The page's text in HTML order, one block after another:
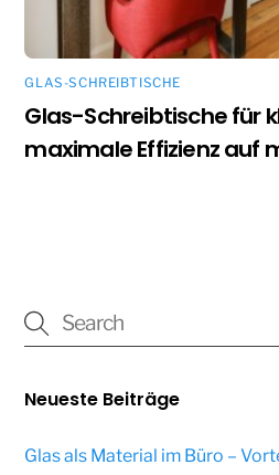
GLAS-SCHREIBTISCHE
Glas-Schreibtische für
maximale Effizienz auf
Neueste Beiträge
Glas als Material im Büro –